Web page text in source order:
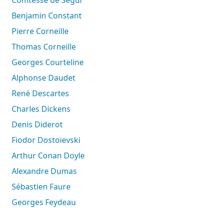
Benjamin Constant
Pierre Corneille
Thomas Corneille
Georges Courteline
Alphonse Daudet
René Descartes
Charles Dickens
Denis Diderot
Fiodor Dostoïevski
Arthur Conan Doyle
Alexandre Dumas
Sébastien Faure
Georges Feydeau